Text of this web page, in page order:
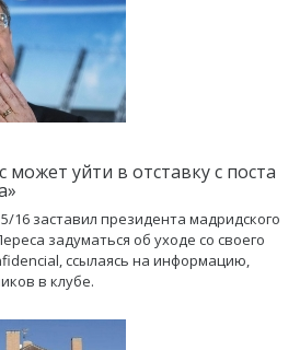
уйти в отставку с поста
16 заставил президента мадридского
задуматься об уходе со своего
ссылаясь на информацию,
в клубе.